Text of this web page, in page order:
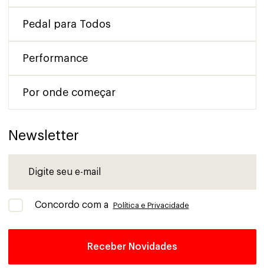
Pedal para Todos
Performance
Por onde começar
Newsletter
Concordo com a Política e Privacidade